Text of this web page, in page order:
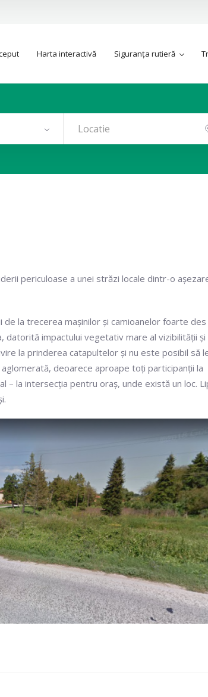
Harta interactivă Siguranța rutieră
periculoase a unei străzi locale dintr-o
la trecerea mașinilor și camioanelor foarte des
datorită impactului vegetativ mare al vizibilității și
la prinderea catapultelor și nu este posibil să
deoarece aproape toți participanții la
– la intersecția pentru oraș, unde există un loc.